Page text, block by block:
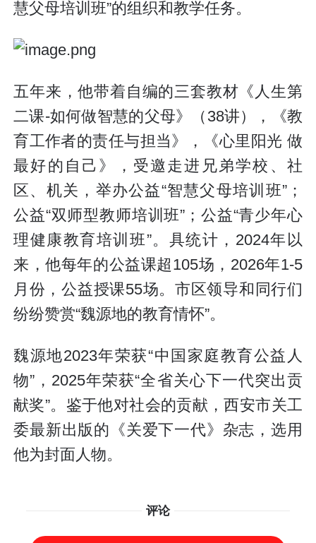
慧父母培训班”的组织和教学任务。
五年来，他带着自编的三套教材《人生第
二课-如何做智慧的父母》（38讲），《教
育工作者的责任与担当》，《心里阳光 做
最好的自己》，受邀走进兄弟学校、社
区、机关，举办公益“智慧父母培训班”；
公益“双师型教师培训班”；公益“青少年心
理健康教育培训班”。具统计，2024年以
来，他每年的公益课超105场，2026年1-5
月份，公益授课55场。市区领导和同行们
纷纷赞赏“魏源地的教育情怀”。
魏源地2023年荣获“中国家庭教育公益人
物”，2025年荣获“全省关心下一代突出贡
献奖”。鉴于他对社会的贡献，西安市关工
委最新出版的《关爱下一代》杂志，选用
他为封面人物。
评论